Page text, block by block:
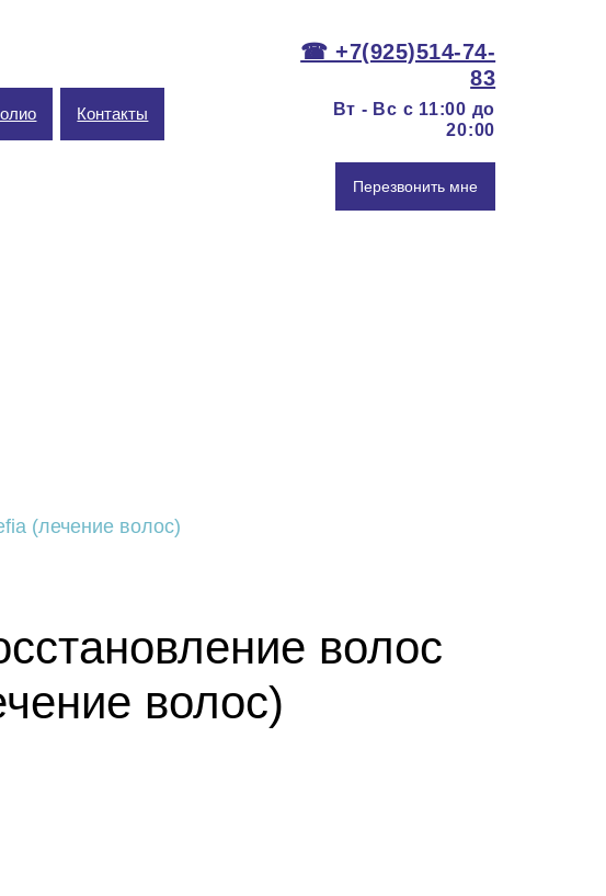
Контакты
☎ +7(925)514-74-
83
Вт - Вс c 11:00 до
20:00
Перезвонить мне
(лечение волос)
волос
волос)